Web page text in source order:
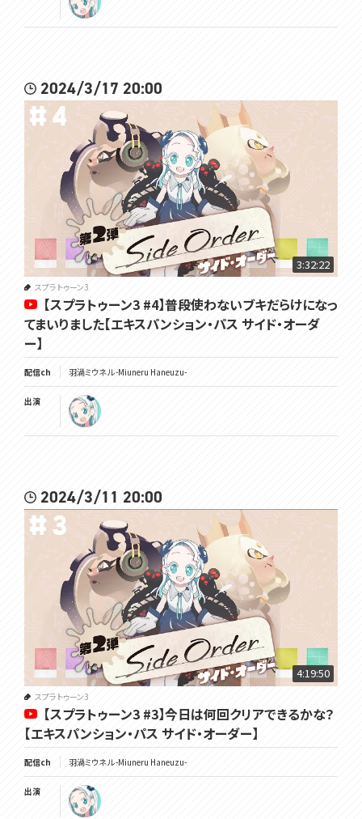
2024/3/17 20:00
3:32:22
スプラトゥーン3
【スプラトゥーン3 #4】普段使わないブキだらけになっ
てまいりました【エキスパンション・パス サイド・オーダ
ー】
配信ch 羽渦ミウネル -Miuneru Haneuzu-
出演
2024/3/11 20:00
4:19:50
スプラトゥーン3
【スプラトゥーン3 #3】今日は何回クリアできるかな？
【エキスパンション・パス サイド・オーダー】
配信ch 羽渦ミウネル -Miuneru Haneuzu-
出演